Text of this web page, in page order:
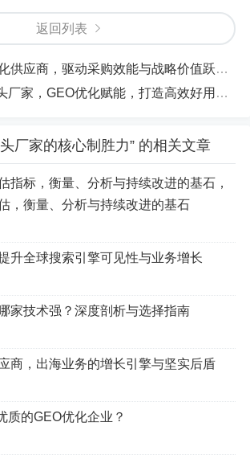
特定区域用户的搜索习惯与意图，对网
（如Google My Business、百度地图）
转化率倍增：直接吸引区域内有明确需
客户，将流量有效转化为到店消费或咨
升转化效率。
区域为王：在本地搜索结果中占据“地
与公信力，成为用户心中的“本地首
ROI更高：相较于广撒网式的传统广告
将预算精准聚焦于目标区域，每一分投
竞争优势：通过系统性的GEO布局，在
起难以逾越的竞争壁垒，有效压制未做
返回列表
应商，驱动采购效能与战略价值跃升的关键引擎
家，GEO优化赋能，打造高效好用的产品新生态
厂家的核心制胜力” 的相关文章
指标，衡量、分析与持续改进的基石，
，衡量、分析与持续改进的基石
升全球搜索引擎可见性与业务增长
家技术强？深度剖析与选择指南
商，出海业务的增长引擎与坚实后盾
质的GEO优化企业？